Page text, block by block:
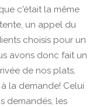
c'était la même
un appel du
choisis pour un
avons donc fait un
de nos plats,
la demande! Celui
demandés, les